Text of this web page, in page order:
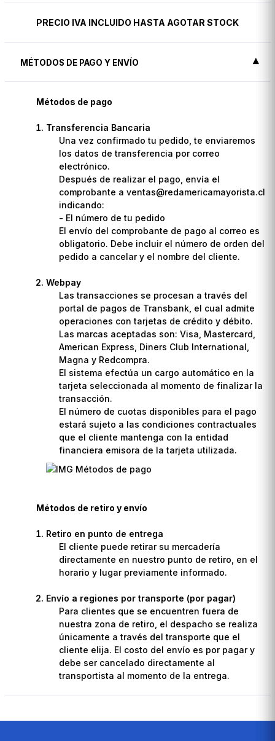
PRECIO IVA INCLUIDO HASTA AGOTAR STOCK
MÉTODOS DE PAGO Y ENVÍO
Métodos de pago
Transferencia Bancaria
Una vez confirmado tu pedido, te enviaremos
los datos de transferencia por correo
electrónico.
Después de realizar el pago, envía el
comprobante a ventas@redamericamayorista.cl
indicando:
- El número de tu pedido
El envío del comprobante de pago al correo es
obligatorio. Debe incluir el número de orden del
pedido a cancelar y el nombre del cliente.
Webpay
Las transacciones se procesan a través del
portal de pagos de Transbank, el cual admite
operaciones con tarjetas de crédito y débito.
Las marcas aceptadas son: Visa, Mastercard,
American Express, Diners Club International,
Magna y Redcompra.
El sistema efectúa un cargo automático en la
tarjeta seleccionada al momento de finalizar la
transacción.
El número de cuotas disponibles para el pago
estará sujeto a las condiciones contractuales
que el cliente mantenga con la entidad
financiera emisora de la tarjeta utilizada.
Métodos de retiro y envío
Retiro en punto de entrega
El cliente puede retirar su mercadería
directamente en nuestro punto de retiro, en el
horario y lugar previamente informado.
Envío a regiones por transporte (por pagar)
Para clientes que se encuentren fuera de
nuestra zona de retiro, el despacho se realiza
únicamente a través del transporte que el
cliente elija. El costo del envío es por pagar y
debe ser cancelado directamente al
transportista al momento de la entrega.